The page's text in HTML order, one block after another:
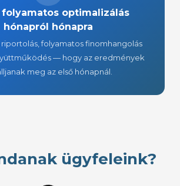
folyamatos optimalizálás
hónapról hónapra
riportolás, folyamatos finomhangolás
— hogy az eredmények
meg az első hónapnál.
ügyfeleink?